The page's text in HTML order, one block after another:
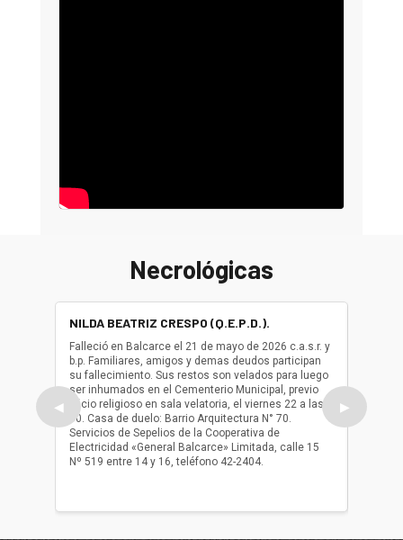
Necrológicas
◀
NILDA BEATRIZ CRESPO (Q.E.P.D.).
Falleció en Balcarce el 21 de mayo de 2026 c.a.s.r. y
b.p. Familiares, amigos y demas deudos participan
su fallecimiento. Sus restos son velados para luego
ser inhumados en el Cementerio Municipal, previo
oficio religioso en sala velatoria, el viernes 22 a las
10. Casa de duelo: Barrio Arquitectura N° 70.
Servicios de Sepelios de la Cooperativa de
Electricidad «General Balcarce» Limitada, calle 15
Nº 519 entre 14 y 16, teléfono 42-2404.
ser
oficio
▶